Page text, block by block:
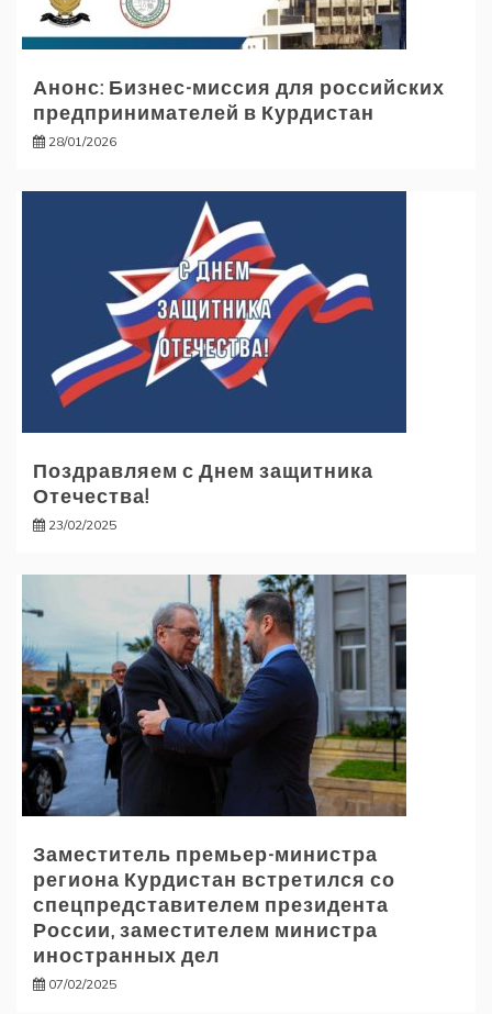
Анонс: Бизнес-миссия для российских
предпринимателей в Курдистан
28/01/2026
Поздравляем с Днем защитника
Отечества!
23/02/2025
Заместитель премьер-министра
региона Курдистан встретился со
спецпредставителем президента
России, заместителем министра
иностранных дел
07/02/2025